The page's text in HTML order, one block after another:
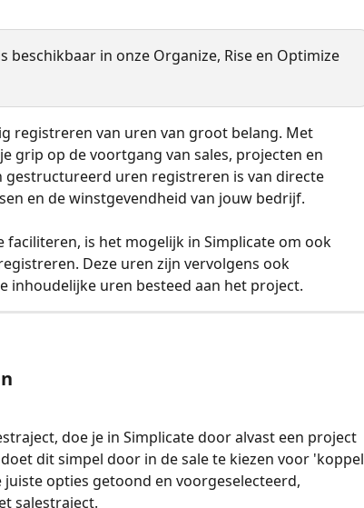
beschikbaar in onze Organize, Rise en Optimize
registreren van uren van groot belang. Met
grip op de voortgang van sales, projecten en
uren registreren is van directe
en de winstgevendheid van jouw bedrijf.
is het mogelijk in Simplicate om ook
Deze uren zijn vervolgens ook
inhoudelijke uren besteed aan het project.
doe je in Simplicate door alvast een project
dit simpel door in de sale te kiezen voor 'koppel
opties getoond en voorgeselecteerd,
salestraject.